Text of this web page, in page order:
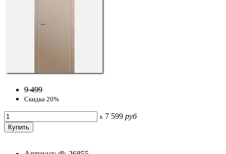
9 499
Скидка 20%
x 7 599 руб